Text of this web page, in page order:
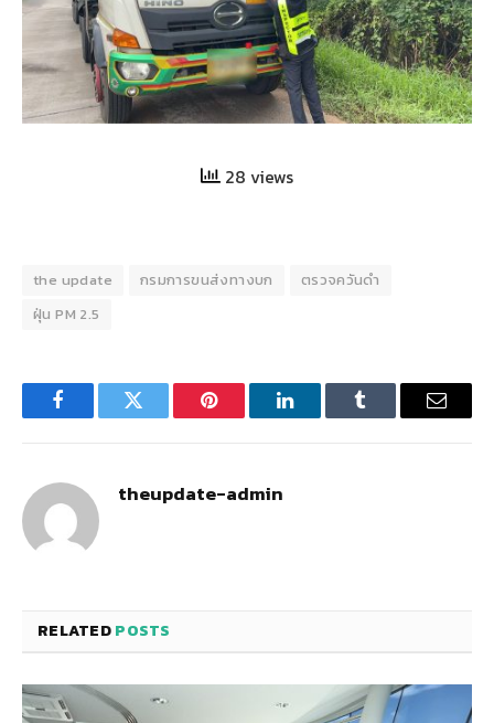
28 views
the update กรมการขนส่งทางบก
ตรวจควันดำ
ฝุ่น PM 2.5
FacebookTwitter Pinterest LinkedInTumblr Email
theupdate-admin
RELATEDPOSTS